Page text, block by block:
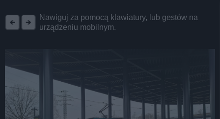
Nawiguj za pomocą klawiatury, lub gestów na
urządzeniu mobilnym.